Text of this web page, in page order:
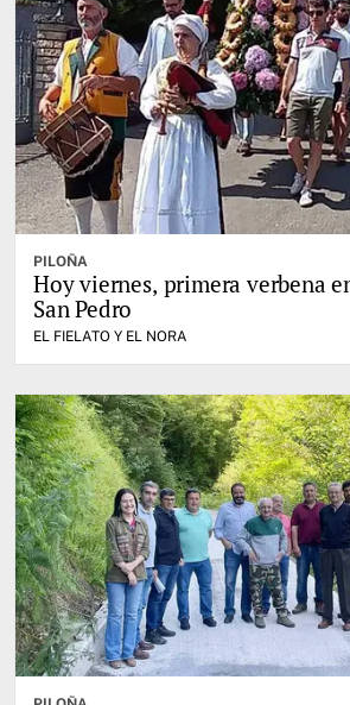
PILOÑA
Hoy viernes, primera verbena
San Pedro
EL FIELATO Y EL NORA